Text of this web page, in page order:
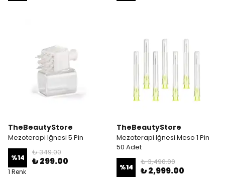
TheBeautyStore
Mezoterapi Iğnesi 5 Pin
%14
₺ 349.00
₺ 299.00
1 Renk
TheBeautyStore
Mezoterapi Iğnesi Meso 1 Pin
50 Adet
%14
₺ 3,490.00
₺ 2,999.00